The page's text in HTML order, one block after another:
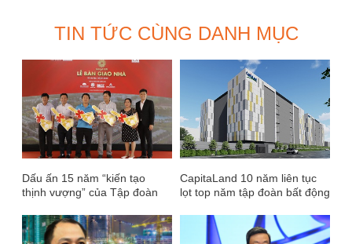
TIN TỨC CÙNG DANH MỤC
Dấu ấn 15 năm “kiến tạo
thịnh vượng” của Tập đoàn
CapitaLand 10 năm liên tục
lọt top năm tập đoàn bất động